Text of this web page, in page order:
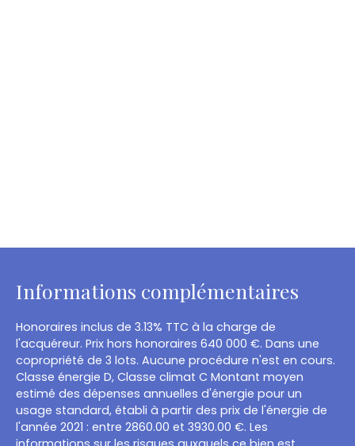
Informations complémentaires
Honoraires inclus de 3.13% TTC à la charge de
l'acquéreur. Prix hors honoraires 640 000 €. Dans une
copropriété de 3 lots. Aucune procédure n'est en cours.
Classe énergie D, Classe climat C Montant moyen
estimé des dépenses annuelles d'énergie pour un
usage standard, établi à partir des prix de l'énergie de
l'année 2021 : entre 2860.00 et 3930.00 €. Les